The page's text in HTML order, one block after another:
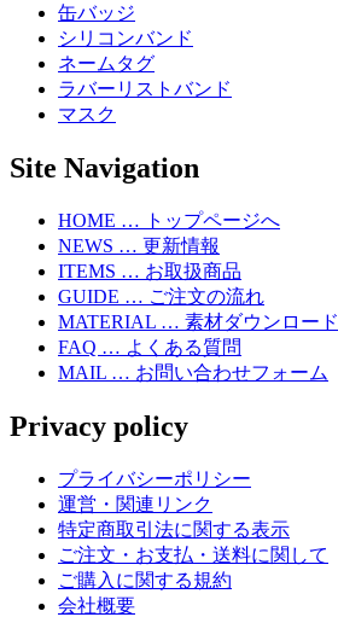
缶バッジ
シリコンバンド
ネームタグ
ラバーリストバンド
マスク
Site Navigation
HOME … トップページへ
NEWS … 更新情報
ITEMS … お取扱商品
GUIDE … ご注文の流れ
MATERIAL … 素材ダウンロード
FAQ … よくある質問
MAIL … お問い合わせフォーム
Privacy policy
プライバシーポリシー
運営・関連リンク
特定商取引法に関する表示
ご注文・お支払・送料に関して
ご購入に関する規約
会社概要